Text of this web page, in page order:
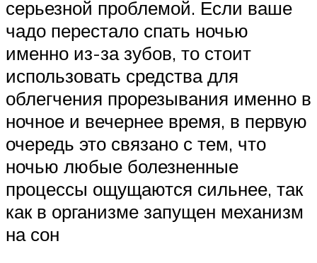
серьезной проблемой. Если ваше
чадо перестало спать ночью
именно из-за зубов, то стоит
использовать средства для
облегчения прорезывания именно в
ночное и вечернее время, в первую
очередь это связано с тем, что
ночью любые болезненные
процессы ощущаются сильнее, так
как в организме запущен механизм
на сон